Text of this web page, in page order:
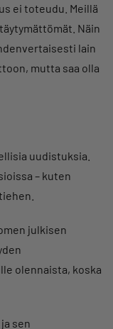
ei toteudu. Meillä
Näin
lain
mutta saa olla
uudistuksia.
– kuten
julkisen
olennaista, koska
sen